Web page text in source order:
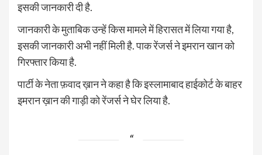
इसकी जानकारी दी है.
जानकारी के मुताबिक उन्हें किस मामले में हिरासत में लिया गया है,
इसकी जानकारी अभी नहीं मिली है. पाक रेंजर्स ने इमरान खान को
गिरफ्तार किया है.
पार्टी के नेता फ़वाद ख़ान ने कहा है कि इस्लामाबाद हाईकोर्ट के बाहर
इमरान ख़ान की गाड़ी को रेंजर्स ने घेर लिया है.